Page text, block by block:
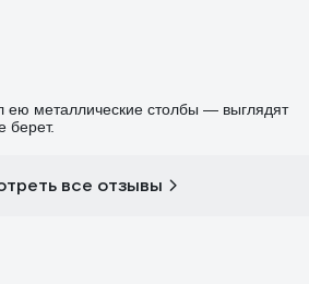
ею металлические столбы — выглядят
берет.
все отзывы